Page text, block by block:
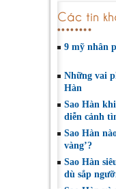
Các tin
9 mỹ nhân
Những vai
Hàn
Sao Hàn
diễn cảnh
Sao Hàn
vàng’?
Sao Hàn
dù sắp